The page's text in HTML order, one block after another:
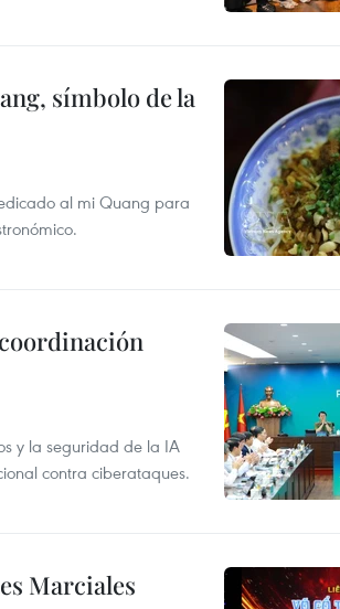
símbolo de la
al mi Quang para
y la seguridad de la IA
contra ciberataques.
Marciales